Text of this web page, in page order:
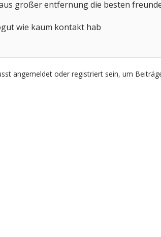
großer entfernung die besten
wie kaum kontakt hab
angemeldet oder registriert sein, um